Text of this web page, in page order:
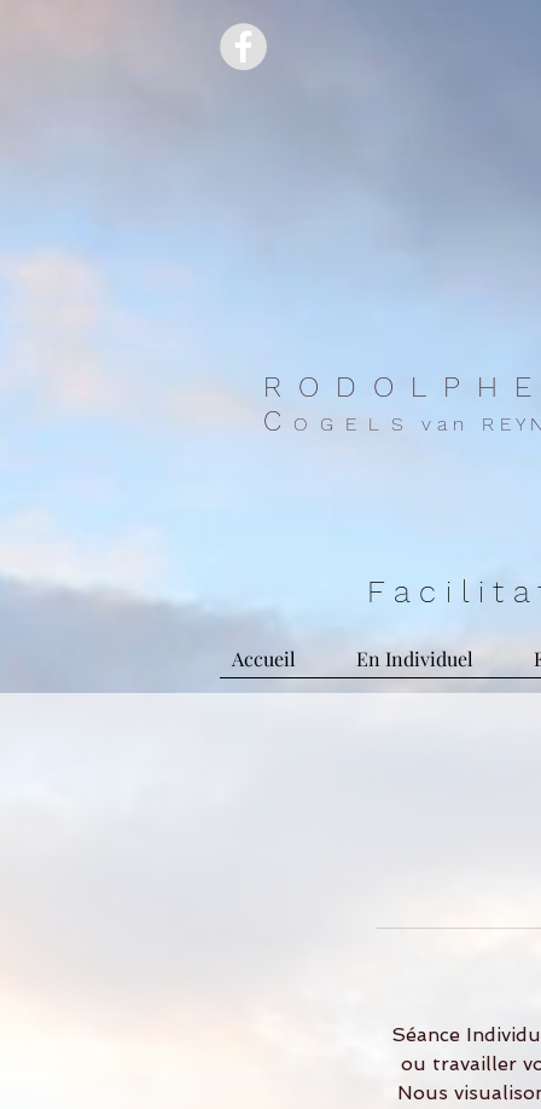
R O D O L P H E
C O G E L S v a n R E Y N
F a c i l i t
Accueil En Individuel
Séance
ou travailler
Nous